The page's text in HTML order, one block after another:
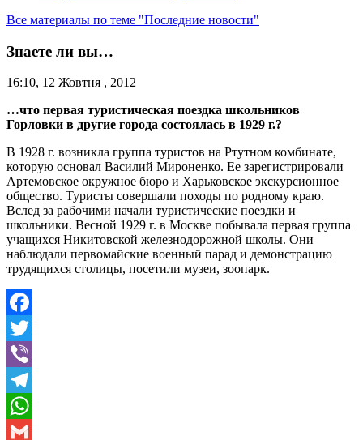
Все материалы по теме "Последние новости"
Знаете ли вы…
16:10, 12 Жовтня , 2012
…что первая туристическая поездка школьников
Горловки в другие города состоялась в 1929 г.?
В 1928 г. возникла группа туристов на Ртутном комбинате,
которую основал Василий Мироненко. Ее зарегистрировали
Артемовское окружное бюро и Харьковское экскурсионное
общество. Туристы совершали походы по родному краю.
Вслед за рабочими начали туристические поездки и
школьники. Весной 1929 г. в Москве побывала первая группа
учащихся Никитовской железнодорожной школы. Они
наблюдали первомайские военный парад и демонстрацию
трудящихся столицы, посетили музеи, зоопарк.
Facebook
Twitter
Viber
Telegram
WhatsApp